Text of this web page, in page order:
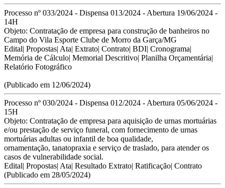
Processo nº 033/2024 - Dispensa 013/2024 - Abertura 19/06/2024 -
14H
Objeto: Contratação de empresa para construção de banheiros no
Campo do Vila Esporte Clube de Morro da Garça/MG
Edital| Propostas| Ata| Extrato| Contrato| BDI| Cronograma|
Memória de Cálculo| Memorial Descritivo| Planilha Orçamentária|
Relatório Fotográfico
(Publicado em 12/06/2024)
Processo nº 030/2024 - Dispensa 012/2024 - Abertura 05/06/2024 -
15H
Objeto: Contratação de empresa para aquisição de urnas mortuárias
e/ou prestação de serviço funeral, com fornecimento de urnas
mortuárias adultas ou infantil de boa qualidade,
ornamentação, tanatopraxia e serviço de traslado, para atender os
casos de vulnerabilidade social.
Edital| Propostas| Ata| Resultado Extrato| Ratificação| Contrato
(Publicado em 28/05/2024)